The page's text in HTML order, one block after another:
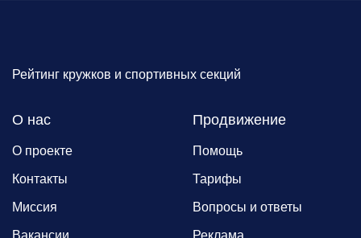
Рейтинг кружков и спортивных секций
О нас
О проекте
Контакты
Миссия
Продвижение
Помощь
Тарифы
Вопросы и ответы